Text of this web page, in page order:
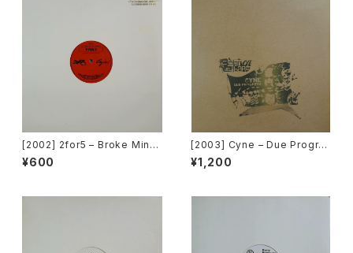
[2002] 2for5 – Broke Mind
s Think Alike [Cajo!]
¥600
[2003] Cyne – Due Progre
ss [Botanica Del Jibaro]
¥1,200